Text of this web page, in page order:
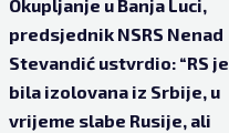
Okupljanje u Banja Luci,
predsjednik NSRS Nenad
Stevandić ustvrdio: “RS je
bila izolovana iz Srbije, u
vrijeme slabe Rusije, ali